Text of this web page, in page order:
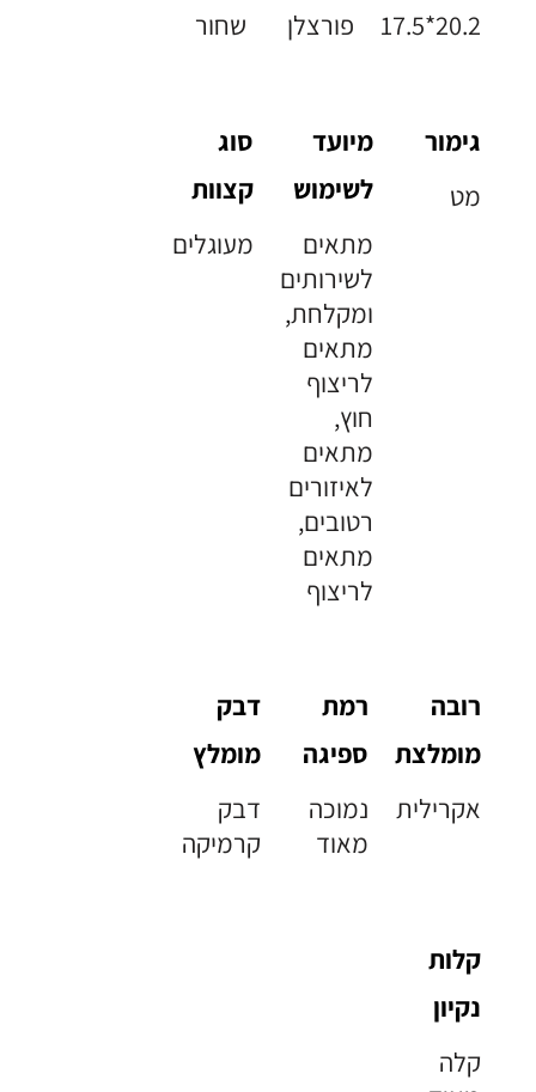
17.5*20.2
פורצלן
שחור
גימור
מט
מיועד
לשימוש
מתאים
לשירותים
ומקלחת,
מתאים
לריצוף
חוץ,
מתאים
לאיזורים
רטובים,
מתאים
לריצוף
סוג
קצוות
מעוגלים
רובה
מומלצת
אקרילית
רמת
ספיגה
נמוכה
מאוד
דבק
מומלץ
דבק
קרמיקה
קלות
נקיון
קלה